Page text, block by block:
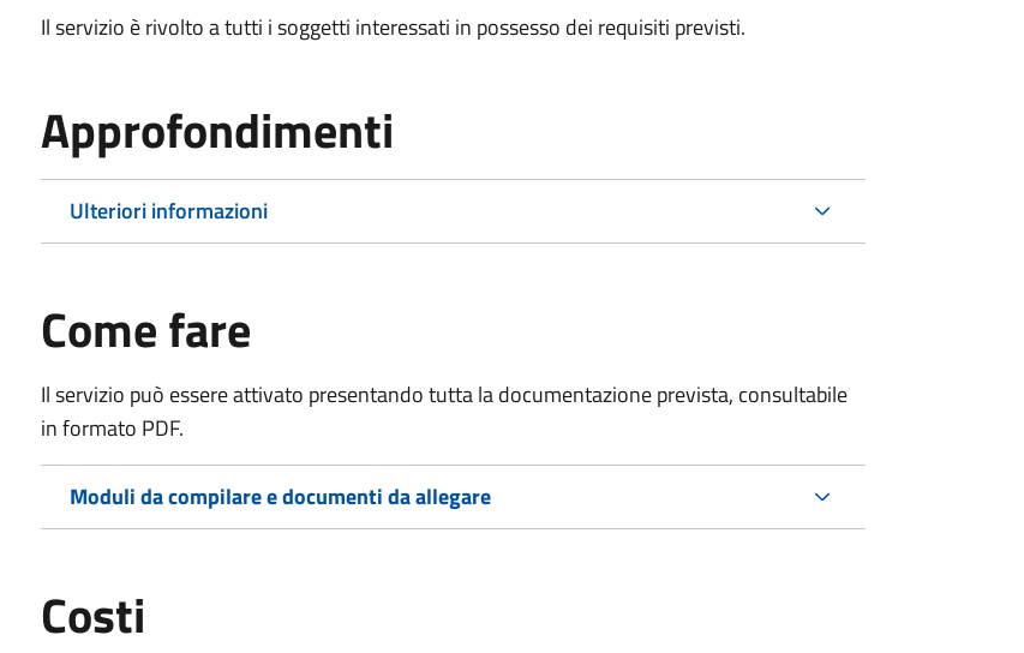
Il servizio è rivolto a tutti i soggetti interessati in possesso dei requisiti previsti.
Approfondimenti
Ulteriori informazioni
Come fare
Il servizio può essere attivato presentando tutta la documentazione prevista, consultabile
in formato PDF.
Moduli da compilare e documenti da allegare
Costi